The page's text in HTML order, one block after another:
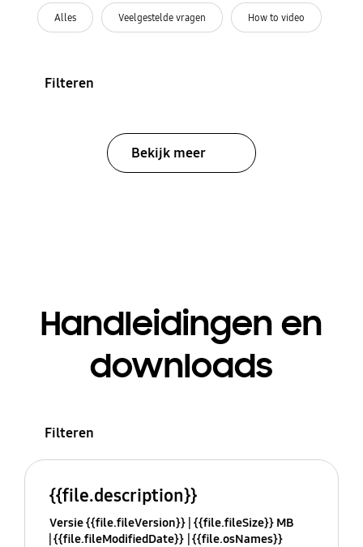
Alles Veelgestelde vragen How to video
Filteren
Bekijk meer
Handleidingen en
downloads
Filteren
{{file.description}}
Versie {{file.fileVersion}} {{file.fileSize}} MB
{{file.fileModifiedDate}} {{file.osNames}}